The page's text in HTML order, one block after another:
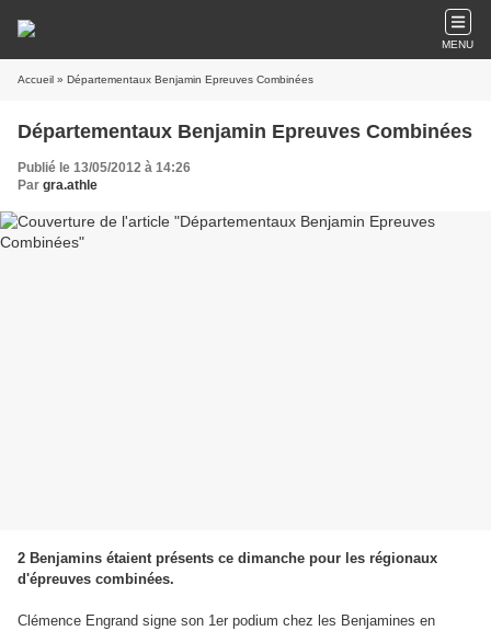
MENU
Accueil » Départementaux Benjamin Epreuves Combinées
Départementaux Benjamin Epreuves Combinées
Publié le 13/05/2012 à 14:26
Par gra.athle
2 Benjamins étaient présents ce dimanche pour les régionaux
d'épreuves combinées.
Clémence Engrand signe son 1er podium chez les Benjamines en